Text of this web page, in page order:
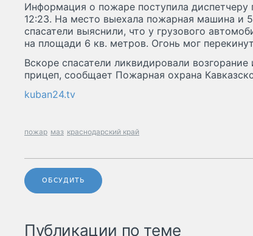
Информация о пожаре поступила диспетчеру
12:23. На место выехала пожарная машина и
спасатели выяснили, что у грузового
на площади 6 кв. метров. Огонь мог
Вскоре спасатели ликвидировали
прицеп, сообщает Пожарная охрана
kuban24.tv
пожар маз краснодарский край
ОБСУДИТЬ
Публикации по теме